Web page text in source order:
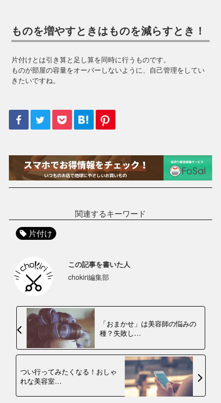
ものを増やすときはものを減らすとき！
片付けとは引き算と足し算を同時に行うものです。
ものが部屋の容量をオーバーしないように、自己管理をしてい
きたいですね。
関連するキーワード
片付け
この記事を書いた人
chokiri編集部
「おまかせ」は美容師の悩みの
種？失敗し…
つい行ってみたくなる！おしゃ
れな美容室…